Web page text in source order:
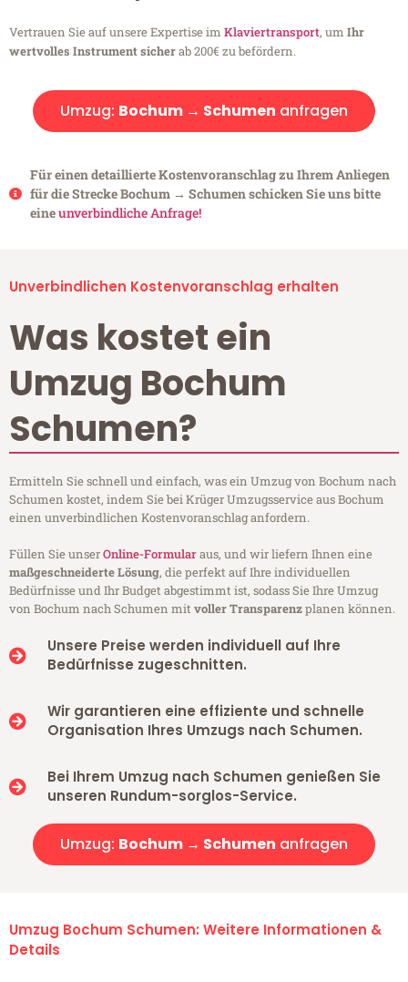
Vertrauen Sie auf unsere Expertise im Klaviertransport, um Ihr
wertvolles Instrument sicherab 200€ zu befördern.
Umzug: Bochum → Schumen anfragen
Für einen detaillierte Kostenvoranschlag zu Ihrem Anliegen
für die Strecke Bochum → Schumen schicken Sie uns bitte
eineunverbindliche Anfrage!
Unverbindlichen Kostenvoranschlag erhalten
Was kostet ein
Umzug Bochum
Schumen?
Ermitteln Sie schnell und einfach, was ein Umzug von Bochum nach
Schumen kostet, indem Sie bei Krüger Umzugsservice aus Bochum
einen unverbindlichen Kostenvoranschlag anfordern.
Füllen Sie unserOnline-Formularaus, und wir liefern Ihnen eine
maßgeschneiderte Lösung, die perfekt auf Ihre individuellen
Bedürfnisse und Ihr Budget abgestimmt ist, sodass Sie Ihre Umzug
von Bochum nach Schumen mitvoller Transparenzplanen können.
Unsere Preise werden individuell auf Ihre
Bedürfnisse zugeschnitten.
Wir garantieren eine effiziente und schnelle
Organisation Ihres Umzugs nach Schumen.
Bei Ihrem Umzug nach Schumen genießen Sie
unseren Rundum-sorglos-Service.
Umzug: Bochum → Schumen anfragen
Umzug Bochum Schumen: Weitere Informationen &
Details